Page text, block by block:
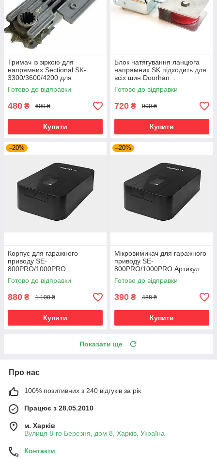
Тримач із зіркою для
напрямних Sectional SK-
3300/3600/4200 для
гаражного приводу
Готово до відправки
480 ₴ 600 ₴
Купити
Блок натягування ланцюга
напрямних SK підходить для
всіх шин Doorhan .
Артикул DHG011
Готово до відправки
720 ₴ 900 ₴
Купити
–20%
Корпус для гаражного
приводу SE-
800PRO/1000PRO
Готово до відправки
880 ₴ 1 100 ₴
Купити
–20%
Мікровимикач для гаражного
приводу SE-
800PRO/1000PRO Артикул
DHG009
Готово до відправки
390 ₴ 488 ₴
Купити
Показати ще
Про нас
100% позитивних з 240 відгуків за рік
Працює з 28.05.2010
м. Харків
Вулиця 8-го Березня, дом 8, Харків, Україна
Контакти